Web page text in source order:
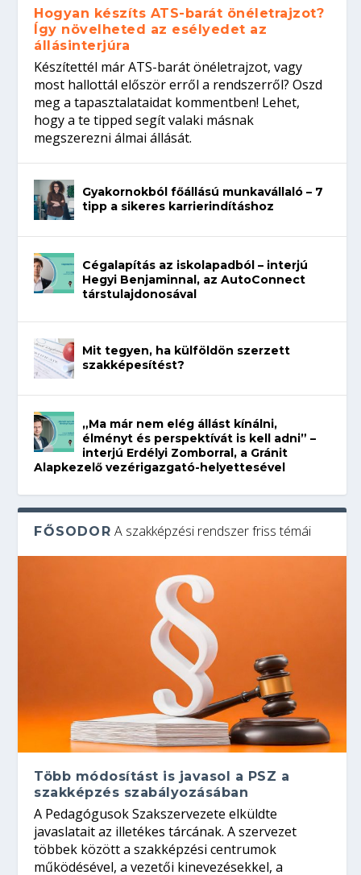
Hogyan készíts ATS-barát önéletrajzot?
Így növelheted az esélyedet az
állásinterjúra
Készítettél már ATS-barát önéletrajzot, vagy
most hallottál először erről a rendszerről? Oszd
meg a tapasztalataidat kommentben! Lehet,
hogy a te tipped segít valaki másnak
megszerezni álmai állását.
Gyakornokból főállású munkavállaló – 7
tipp a sikeres karrierindításhoz
Cégalapítás az iskolapadból – interjú
Hegyi Benjaminnal, az AutoConnect
társtulajdonosával
Mit tegyen, ha külföldön szerzett
szakképesítést?
„Ma már nem elég állást kínálni,
élményt és perspektívát is kell adni” –
interjú Erdélyi Zomborral, a Gránit
Alapkezelő vezérigazgató-helyettesével
FŐSODOR A szakképzési rendszer friss témái
Több módosítást is javasol a PSZ a
szakképzés szabályozásában
A Pedagógusok Szakszervezete elküldte
javaslatait az illetékes tárcának. A szervezet
többek között a szakképzési centrumok
működésével, a vezetői kinevezésekkel, a